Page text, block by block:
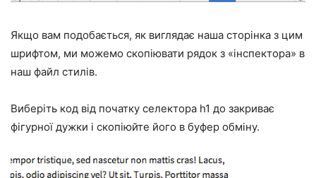
Якщо вам подобається, як виглядає наша сторінка з цим
шрифтом, ми можемо скопіювати рядок з «інспектора» в
наш файл стилів.
Виберіть код від початку селектора h1 до закриває
фігурної дужки і скопіюйте його в буфер обміну.